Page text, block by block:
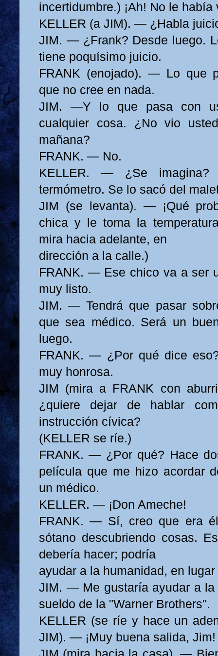
incertidumbre.) ¡Ah! No le había
KELLER (a JIM). — ¿Habla
JIM. — ¿Frank? Desde luego.
tiene poquísimo juicio.
FRANK (enojado). — Lo que
que no cree en nada.
JIM. —Y lo que pasa con
cualquier cosa. ¿No vio
mañana?
FRANK. — No.
KELLER. — ¿Se
termómetro. Se lo sacó del
JIM (se levanta). — ¡Qué
chica y le toma la
mira hacia adelante, en
dirección a la calle.)
FRANK. — Ese chico va a ser
muy listo.
JIM. — Tendrá que pasar
que sea médico. Será un
luego.
FRANK. — ¿Por qué dice
muy honrosa.
JIM (mira a FRANK con
¿quiere dejar de hablar
instrucción cívica?
(KELLER se ríe.)
FRANK. — ¿Por qué? Hace
película que me hizo acordar
un médico.
KELLER. — ¡Don Ameche!
FRANK. — Sí, creo que era
sótano descubriendo cosas.
debería hacer; podría
ayudar a la humanidad, en lugar
JIM. — Me gustaría ayudar a la
sueldo de la "Warner Brothers".
KELLER (se ríe y hace un
JIM). — ¡Muy buena salida, Jim!